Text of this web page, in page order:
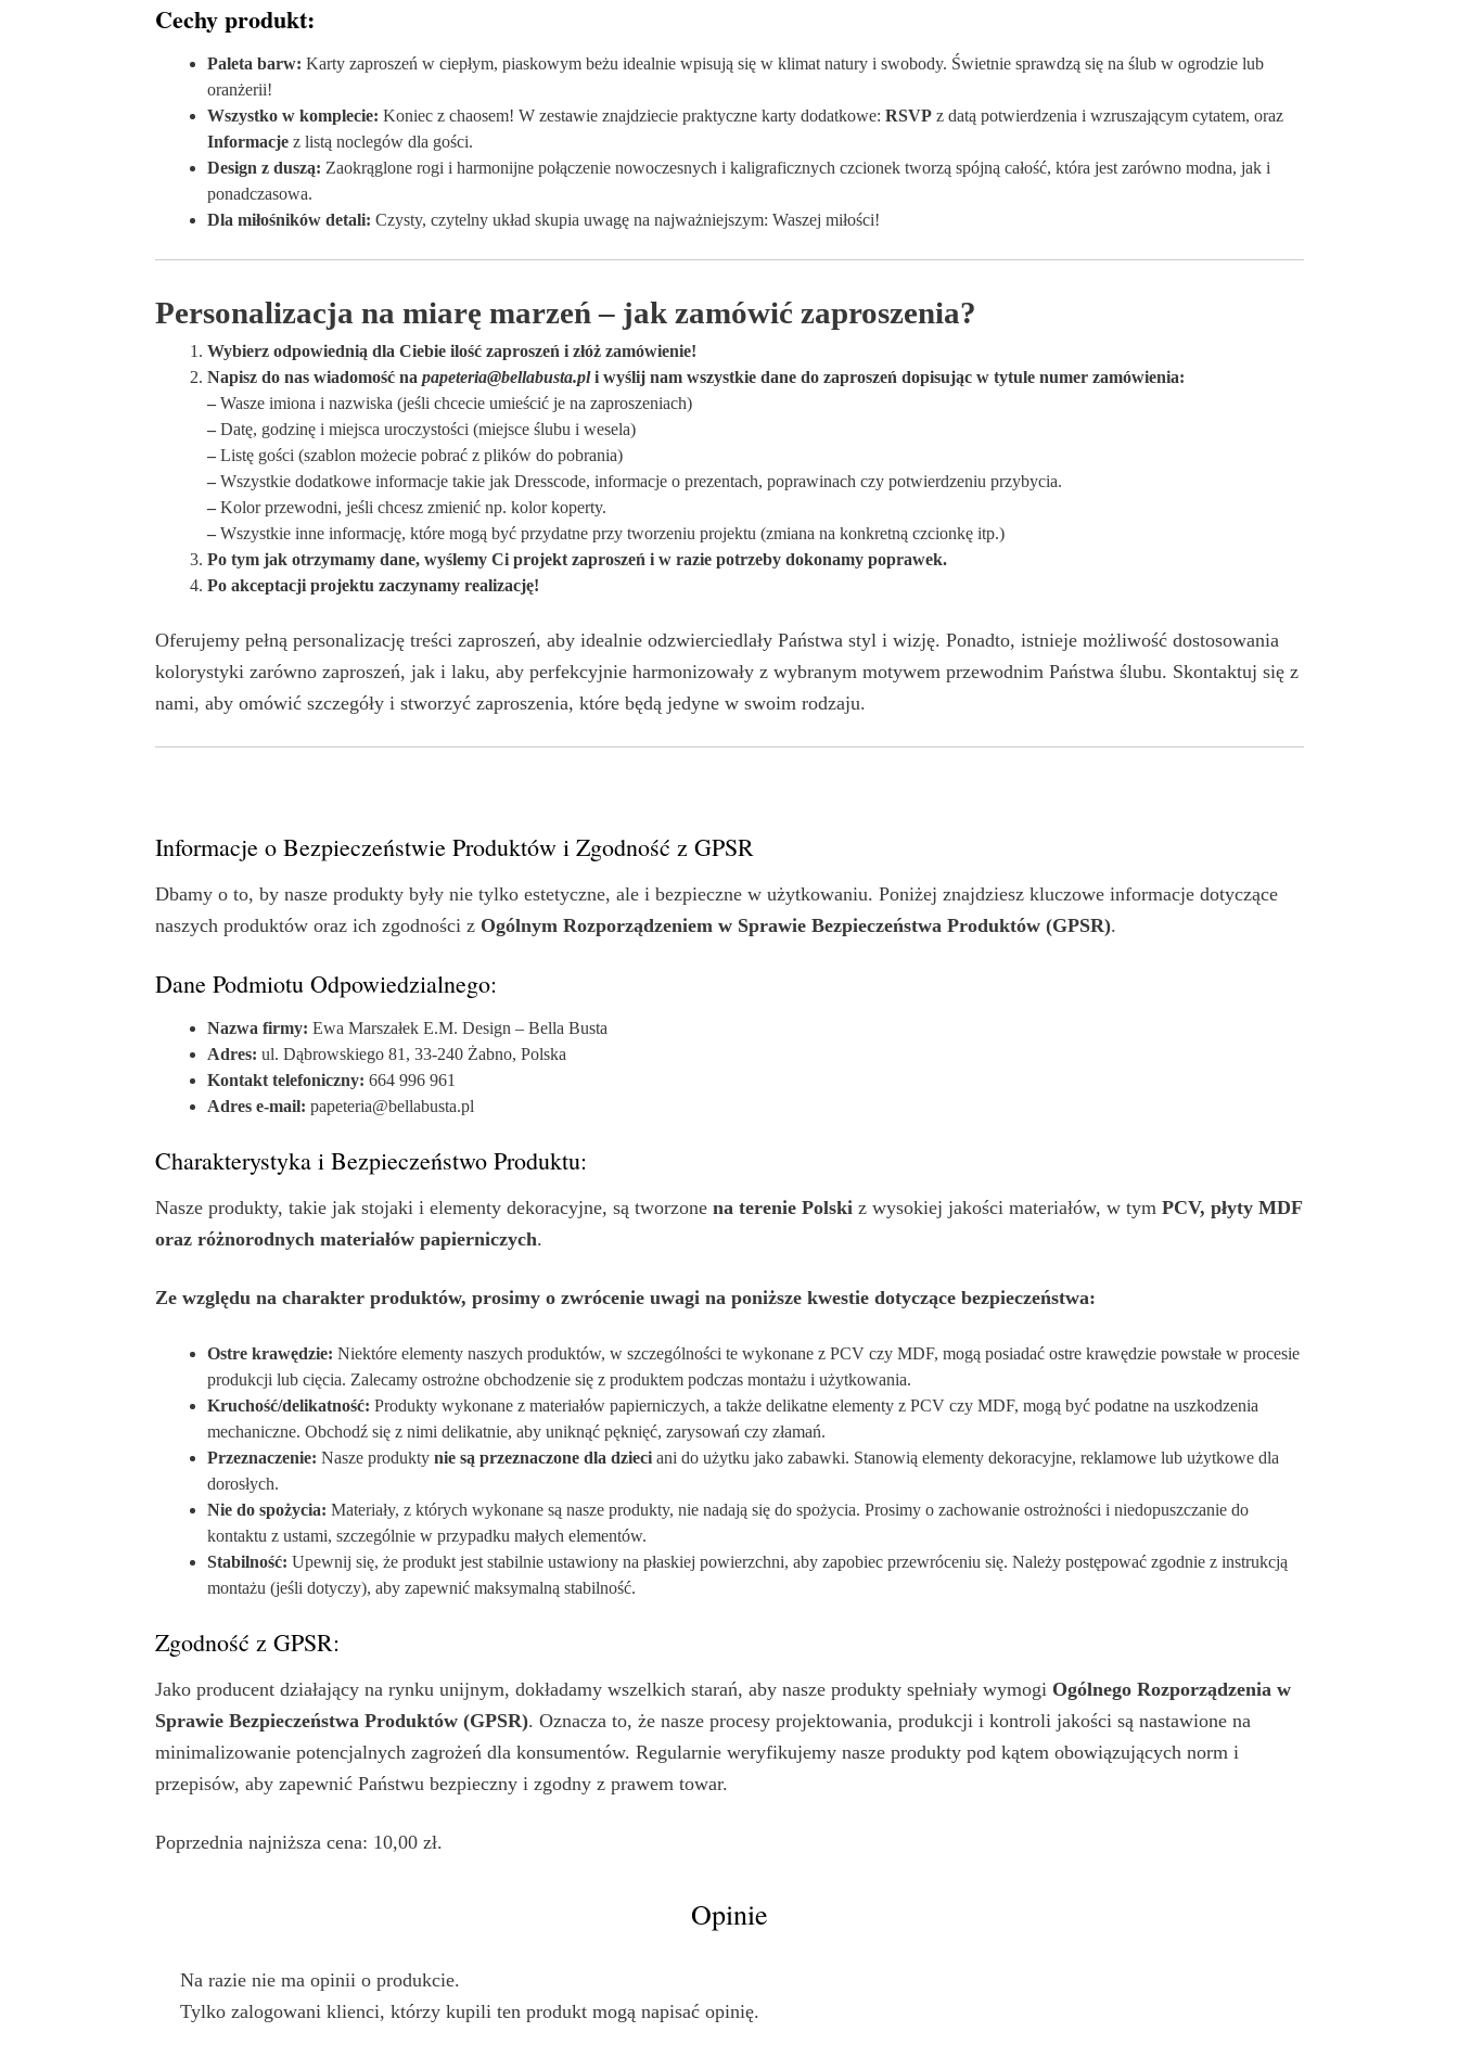
Cechy produkt:
Paleta barw: Karty zaproszeń w ciepłym, piaskowym beżu idealnie wpisują się w klimat natury i swobody. Świetnie sprawdzą się na ślub w ogrodzie lub
oranżerii!
Wszystko w komplecie: Koniec z chaosem! W zestawie znajdziecie praktyczne karty dodatkowe: RSVPz datą potwierdzenia i wzruszającym cytatem, oraz
Informacjez listą noclegów dla gości.
Design z duszą: Zaokrąglone rogi i harmonijne połączenie nowoczesnych i kaligraficznych czcionek tworzą spójną całość, która jest zarówno modna, jak i
ponadczasowa.
Dla miłośników detali: Czysty, czytelny układ skupia uwagę na najważniejszym: Waszej miłości!
Personalizacja na miarę marzeń – jak zamówić zaproszenia?
Wybierz odpowiednią dla Ciebie ilość zaproszeń i złóż zamówienie!
Napisz do nas wiadomość na papeteria@bellabusta.pli wyślij nam wszystkie dane do zaproszeń dopisując w tytule numer zamówienia:
–Wasze imiona i nazwiska (jeśli chcecie umieścić je na zaproszeniach)
–Datę, godzinę i miejsca uroczystości (miejsce ślubu i wesela)
–Listę gości (szablon możecie pobrać z plików do pobrania)
–Wszystkie dodatkowe informacje takie jak Dresscode, informacje o prezentach, poprawinach czy potwierdzeniu przybycia.
–Kolor przewodni, jeśli chcesz zmienić np. kolor koperty.
–Wszystkie inne informację, które mogą być przydatne przy tworzeniu projektu (zmiana na konkretną czcionkę itp.)
Po tym jak otrzymamy dane, wyślemy Ci projekt zaproszeń i w razie potrzeby dokonamy poprawek.
Po akceptacji projektu zaczynamy realizację!
Oferujemy pełną personalizację treści zaproszeń, aby idealnie odzwierciedlały Państwa styl i wizję. Ponadto, istnieje możliwość dostosowania
kolorystyki zarówno zaproszeń, jak i laku, aby perfekcyjnie harmonizowały z wybranym motywem przewodnim Państwa ślubu. Skontaktuj się z
nami, aby omówić szczegóły i stworzyć zaproszenia, które będą jedyne w swoim rodzaju.
Informacje o Bezpieczeństwie Produktów i Zgodność z GPSR
Dbamy o to, by nasze produkty były nie tylko estetyczne, ale i bezpieczne w użytkowaniu. Poniżej znajdziesz kluczowe informacje dotyczące
naszych produktów oraz ich zgodności z Ogólnym Rozporządzeniem w Sprawie Bezpieczeństwa Produktów (GPSR).
Dane Podmiotu Odpowiedzialnego:
Nazwa firmy: Ewa Marszałek E.M. Design – Bella Busta
Adres: ul. Dąbrowskiego 81, 33-240 Żabno, Polska
Kontakt telefoniczny: 664 996 961
Adres e-mail: papeteria@bellabusta.pl
Charakterystyka i Bezpieczeństwo Produktu:
Nasze produkty, takie jak stojaki i elementy dekoracyjne, są tworzone na terenie Polskiz wysokiej jakości materiałów, w tym PCV, płyty MDF
oraz różnorodnych materiałów papierniczych.
Ze względu na charakter produktów, prosimy o zwrócenie uwagi na poniższe kwestie dotyczące bezpieczeństwa:
Ostre krawędzie: Niektóre elementy naszych produktów, w szczególności te wykonane z PCV czy MDF, mogą posiadać ostre krawędzie powstałe w procesie
produkcji lub cięcia. Zalecamy ostrożne obchodzenie się z produktem podczas montażu i użytkowania.
Kruchość/delikatność: Produkty wykonane z materiałów papierniczych, a także delikatne elementy z PCV czy MDF, mogą być podatne na uszkodzenia
mechaniczne. Obchodź się z nimi delikatnie, aby uniknąć pęknięć, zarysowań czy złamań.
Przeznaczenie: Nasze produkty nie są przeznaczone dla dzieciani do użytku jako zabawki. Stanowią elementy dekoracyjne, reklamowe lub użytkowe dla
dorosłych.
Nie do spożycia: Materiały, z których wykonane są nasze produkty, nie nadają się do spożycia. Prosimy o zachowanie ostrożności i niedopuszczanie do
kontaktu z ustami, szczególnie w przypadku małych elementów.
Stabilność: Upewnij się, że produkt jest stabilnie ustawiony na płaskiej powierzchni, aby zapobiec przewróceniu się. Należy postępować zgodnie z instrukcją
montażu (jeśli dotyczy), aby zapewnić maksymalną stabilność.
Zgodność z GPSR:
Jako producent działający na rynku unijnym, dokładamy wszelkich starań, aby nasze produkty spełniały wymogi Ogólnego Rozporządzenia w
Sprawie Bezpieczeństwa Produktów (GPSR). Oznacza to, że nasze procesy projektowania, produkcji i kontroli jakości są nastawione na
minimalizowanie potencjalnych zagrożeń dla konsumentów. Regularnie weryfikujemy nasze produkty pod kątem obowiązujących norm i
przepisów, aby zapewnić Państwu bezpieczny i zgodny z prawem towar.
Poprzednia najniższa cena: 10,00 zł.
Opinie
Na razie nie ma opinii o produkcie.
Tylko zalogowani klienci, którzy kupili ten produkt mogą napisać opinię.